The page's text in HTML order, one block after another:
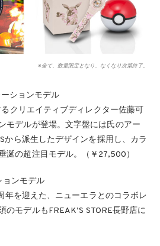
※全て、数量限定となり、なくなり次第終了。
ションモデル
クリエイティブディレクター佐藤可
モデルが登場。⽂字盤には⽒のアー
から派⽣したデザインを採⽤し、カラ
涎の超注⽬モデル。（￥27,500）
ョンモデル
年を迎えた、ニューエラとのコラボレ
のモデルもFREAK’S STORE⻑野店に